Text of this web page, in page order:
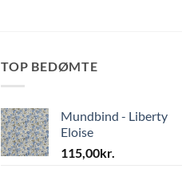
TOP BEDØMTE
Mundbind - Liberty
Eloise
115,00kr.